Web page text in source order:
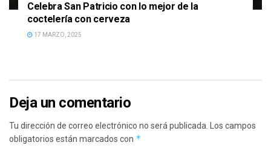
Celebra San Patricio con lo mejor de la
coctelería con cerveza
17 MARZO, 2025
Deja un comentario
Tu dirección de correo electrónico no será publicada. Los campos
obligatorios están marcados con *